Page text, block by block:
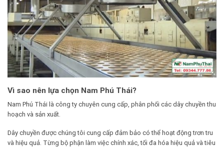
Vì sao nên lựa chọn Nam Phú Thái?
Nam Phú Thái là công ty chuyên cung cấp, phân phối các dây chuyền thu
hoạch và sản xuất.
Dây chuyền được chúng tôi cung cấp đảm bảo có thể hoạt động trơn tru
và hiệu quả. Từng bộ phận làm việc chính xác, tối đa hóa hiệu quả và tiêu